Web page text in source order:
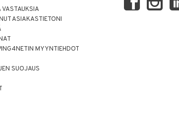
ASIAKASTIETONI
MYYNTIEHDOT
SUOJAUS